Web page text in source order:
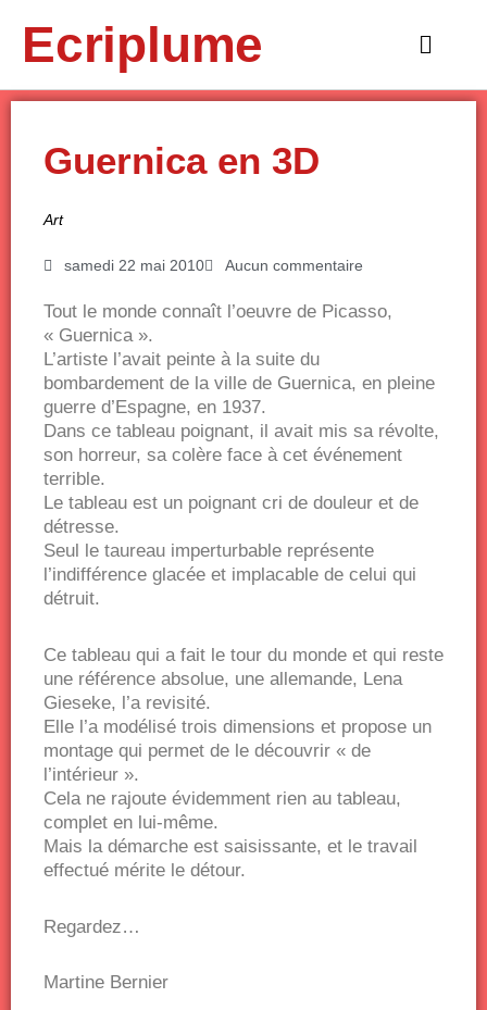
contenuEcriplume
Main
Guernica en 3D
Art
samedi 22 mai 2010 Aucun commentaire
Tout le monde connaît l’oeuvre de Picasso,
« Guernica ».
L’artiste l’avait peinte à la suite du
bombardement de la ville de Guernica, en pleine
guerre d’Espagne, en 1937.
Dans ce tableau poignant, il avait mis sa révolte,
son horreur, sa colère face à cet événement
terrible.
Le tableau est un poignant cri de douleur et de
détresse.
Seul le taureau imperturbable représente
l’indifférence glacée et implacable de celui qui
détruit.
Ce tableau qui a fait le tour du monde et qui reste
une référence absolue, une allemande, Lena
Gieseke, l’a revisité.
Elle l’a modélisé trois dimensions et propose un
montage qui permet de le découvrir « de
l’intérieur ».
Cela ne rajoute évidemment rien au tableau,
complet en lui-même.
Mais la démarche est saisissante, et le travail
effectué mérite le détour.
Regardez…
Martine Bernier